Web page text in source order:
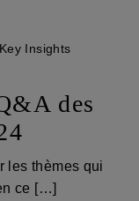
Key Insights
des
les thèmes qui
ce […]